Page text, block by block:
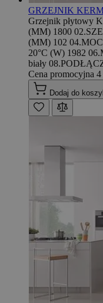
GRZEJNIK
Grzejnik płytowy
(MM) 1800
(MM) 102
20°C (W) 1982
biały
Cena promocyjna 4
Dodaj do